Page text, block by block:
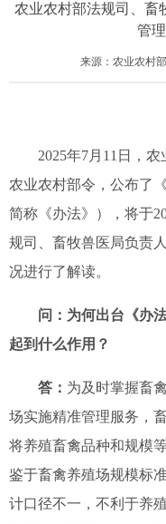
农业农村部法规司、畜
管
来源：农业农村
2025年7月 11 日，农
农业农村部令，公布了
简称《办法》），将于
规司、畜牧兽医局负责
况进行了解读。
问： 为何出台 《办
起到什么作用？
答： 为及时掌握畜
场实施精准管理服务，
将养殖畜禽品种和规模
鉴于畜禽养殖场规模标
计口径不一，不利于养